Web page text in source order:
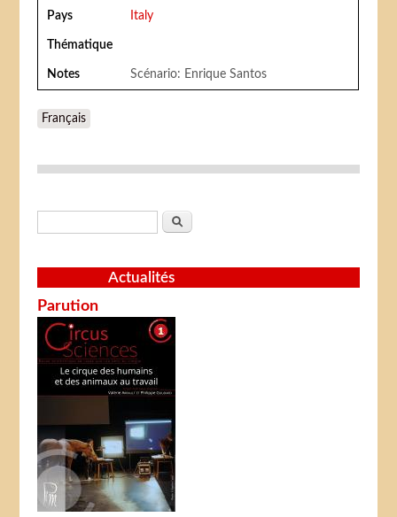
Pays Italy
Thématique
Notes Scénario: Enrique Santos
Français
Formulaire de recherche
Rechercher
Actualités
Parution